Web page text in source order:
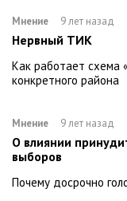
Мнение 9 лет назад
Нервный ТИК
Как работает схема
конкретного района
Мнение 9 лет назад
О влиянии
выборов
Почему досрочно